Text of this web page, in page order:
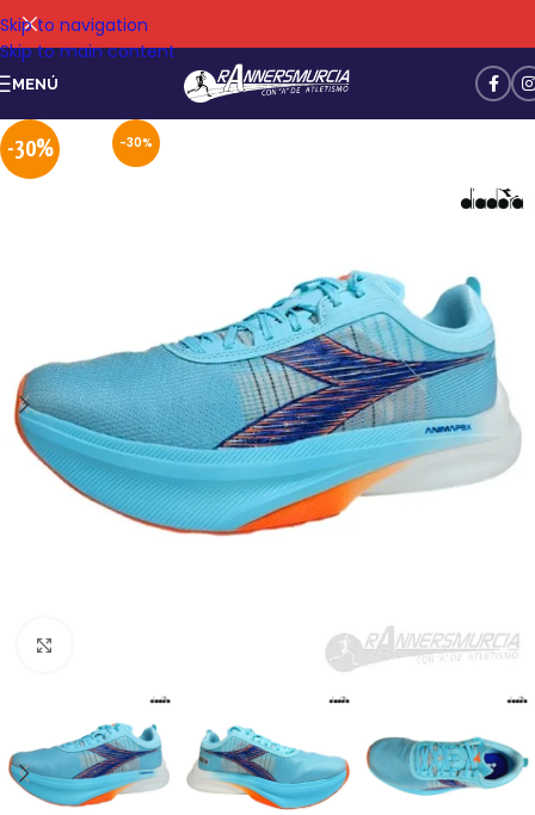
Skip to navigation
Skip to main content
MENÚ
-30%
-30%